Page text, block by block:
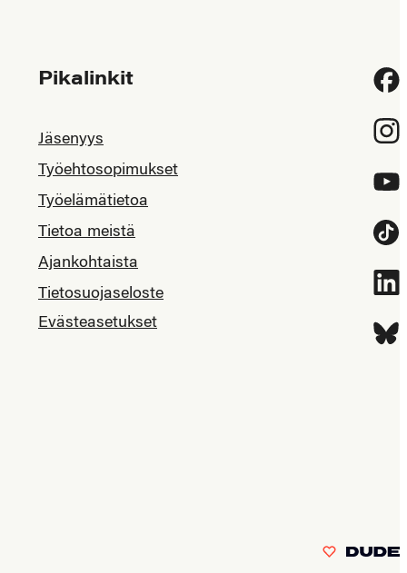
Pikalinkit
Jäsenyys
Työehtosopimukset
Työelämätietoa
Tietoa meistä
Ajankohtaista
Tietosuojaseloste
Evästeasetukset